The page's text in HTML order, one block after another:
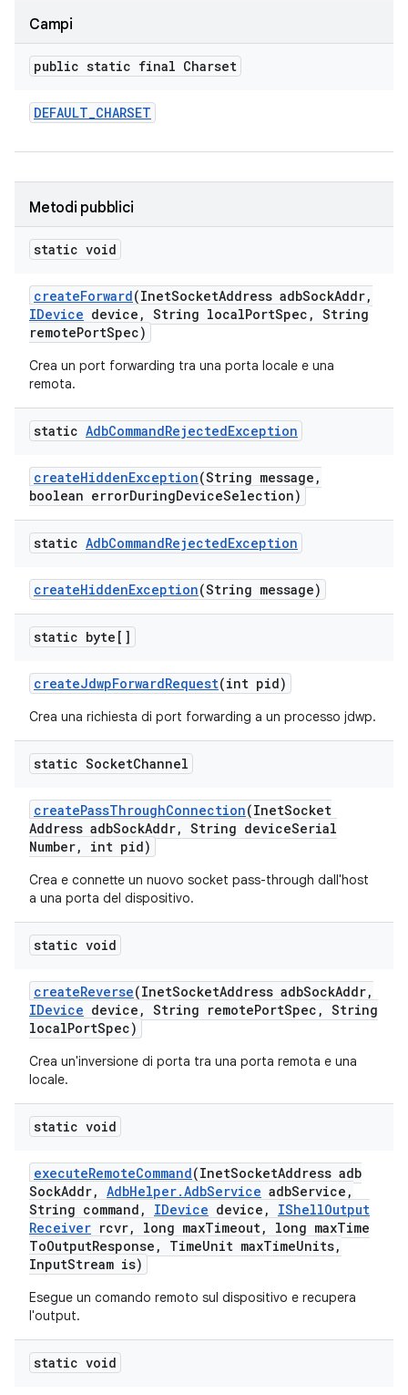
Campi
public static final Charset
DEFAULT_CHARSET
Metodi pubblici
static void
createForward(InetSocketAddress adbSockAddr,
IDevice device , String localPortSpec , String
remotePortSpec)
Crea un port forwarding tra una porta locale e una
remota.
static AdbCommandRejectedException
createHiddenException(String message ,
boolean errorDuringDeviceSelection)
static AdbCommandRejectedException
createHiddenException(String message)
static byte[]
createJdwpForwardRequest(int pid)
Crea una richiesta di port forwarding a un processo jdwp.
static SocketChannel
createPassThroughConnection(InetSocket
Address adbSockAddr, String deviceSerial
Number, int pid)
Crea e connette un nuovo socket pass-through dall'host
a una porta del dispositivo.
static void
createReverse(InetSocketAddress adbSockAddr,
IDevice device , String remotePortSpec , String
localPortSpec)
Crea un'inversione di porta tra una porta remota e una
locale.
static void
executeRemoteCommand(InetSocketAddress adb
SockAddr, AdbHelper.AdbService adbService ,
String command , IDevice device , IShellOutput
Receiver rcvr, long maxTimeout, long maxTime
ToOutputResponse , TimeUnit maxTimeUnits,
InputStream is)
Esegue un comando remoto sul dispositivo e recupera
l'output.
static void